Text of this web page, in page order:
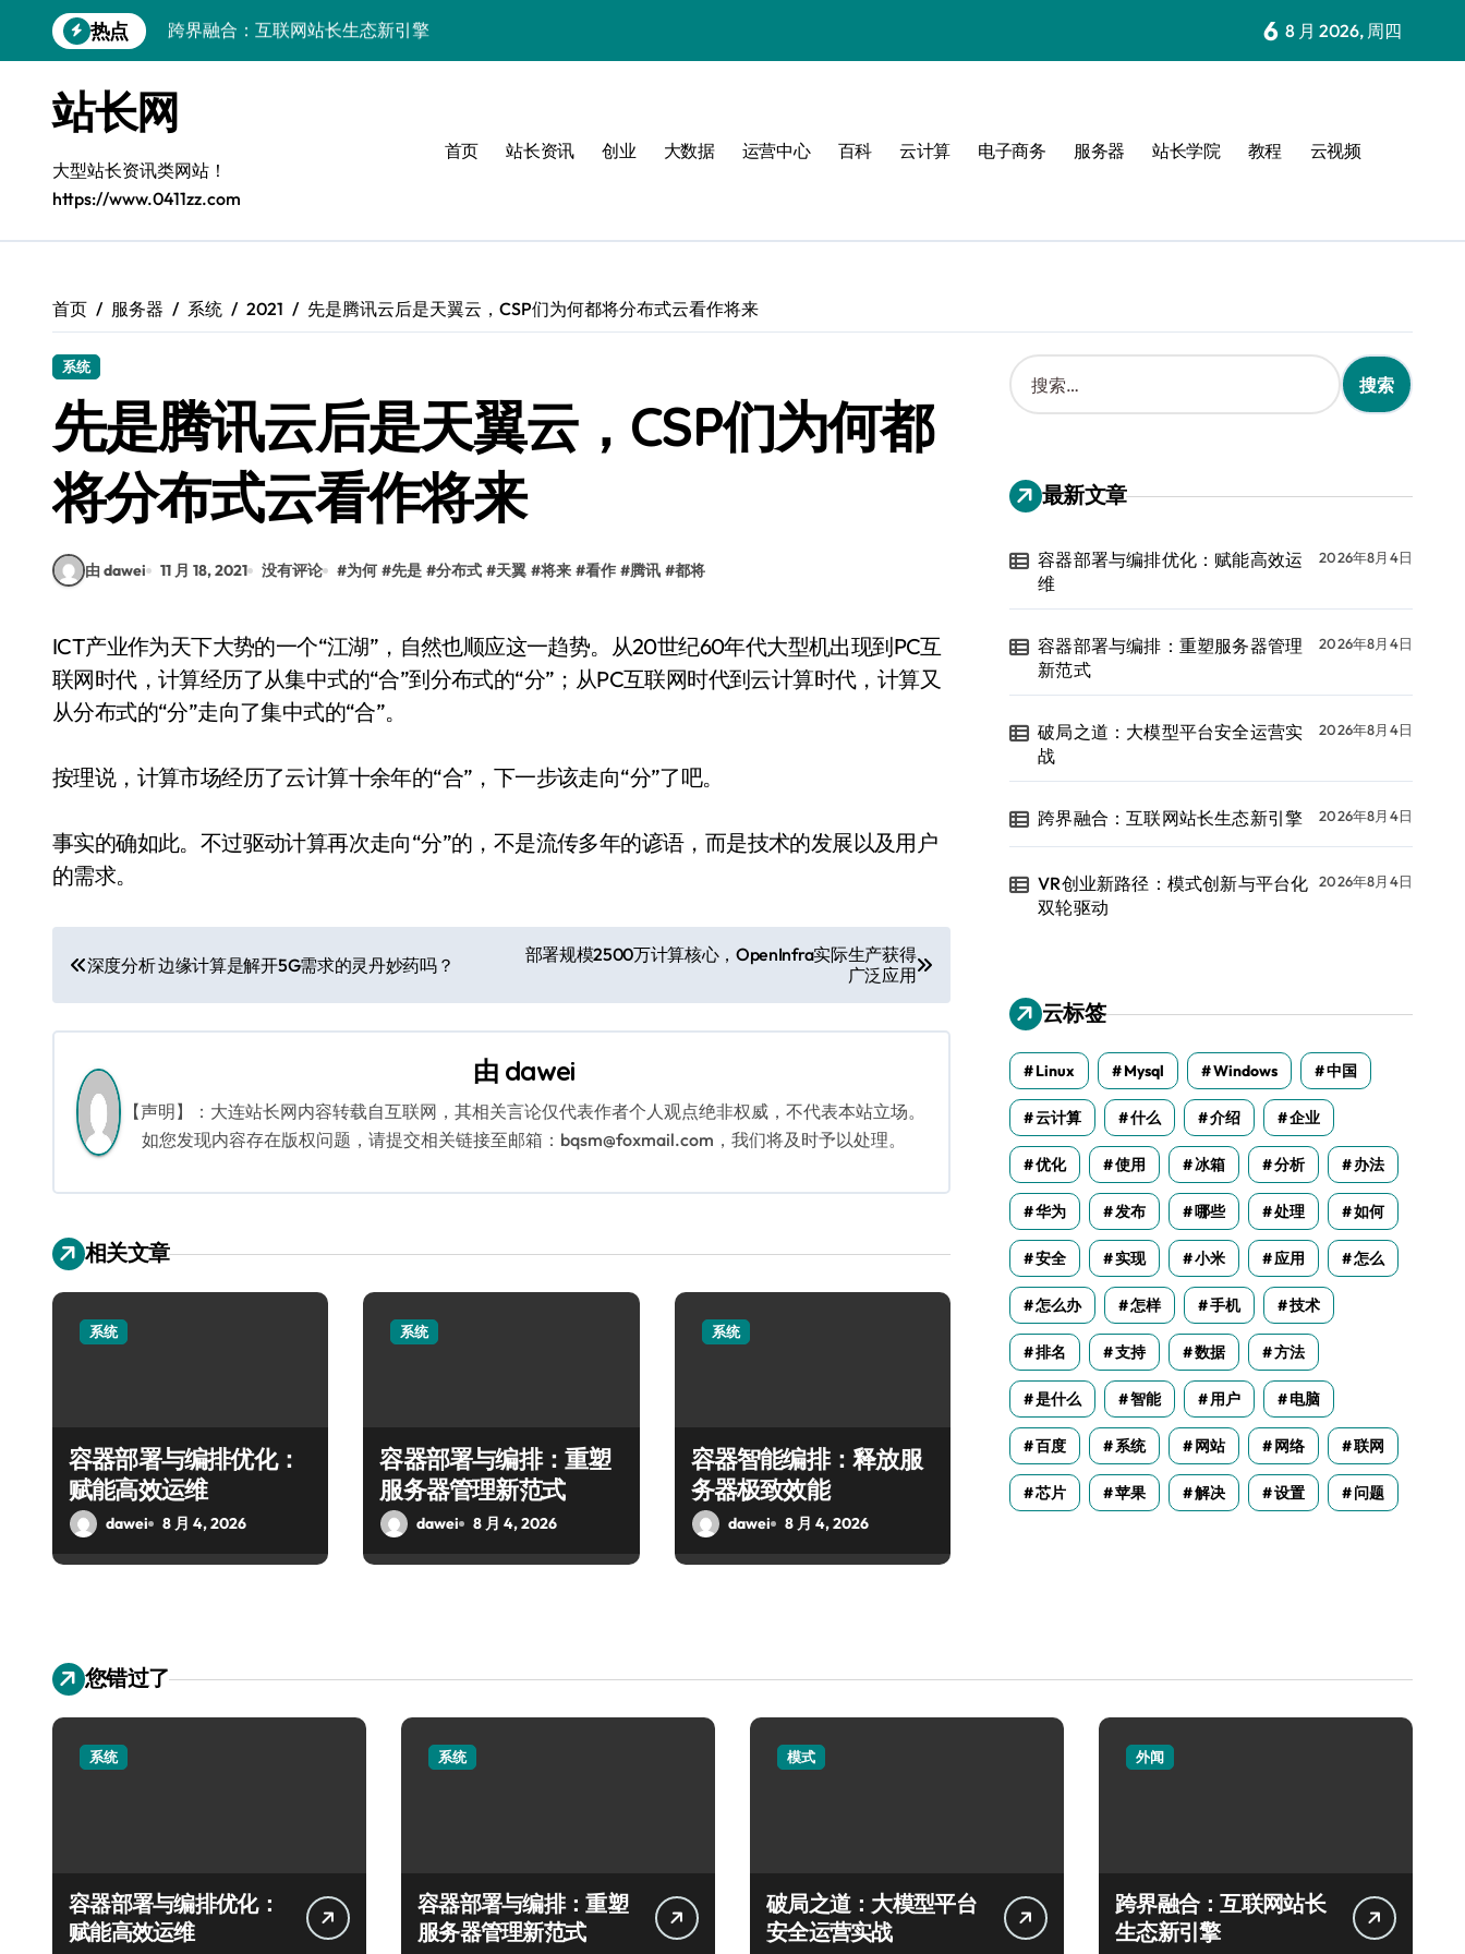
到
热点
VR创业新路径：模式创新与平台化双轮驱动
模式革新驱动：平台生态创业实战指南
跨界融合，驱动技术创新新生态
容器部署与编排优化：赋能高效运维
6 8 月 2026, 周四
站长网
大型站长资讯类网站！
https://www.0411zz.com
首页 站长资讯 创业 大数据 运营中心 百科 云计算 电子商务 服务器 站长学院 教程 云视频
首页 服务器 系统 2021 先是腾讯云后是天翼云，CSP们为何都将分布式云看作将来
系统
先是腾讯云后是天翼云，CSP们为何都
将分布式云看作将来
由 dawei 11 月 18, 2021 没有评论 #为何 #先是 #分布式 #天翼 #将来 #看作 #腾讯 #都将
ICT产业作为天下大势的一个“江湖”，自然也顺应这一趋势。从20世纪60年代大型机出现到PC互
联网时代，计算经历了从集中式的“合”到分布式的“分”；从PC互联网时代到云计算时代，计算又
从分布式的“分”走向了集中式的“合”。
按理说，计算市场经历了云计算十余年的“合”，下一步该走向“分”了吧。
事实的确如此。不过驱动计算再次走向“分”的，不是流传多年的谚语，而是技术的发展以及用户
的需求。
文
章
导
航
深度分析 边缘计算是解开5G需求的灵丹妙药吗？
部署规模2500万计算核心，OpenInfra实际生产获得
广泛应用
由 dawei
【声明】：大连站长网内容转载自互联网，其相关言论仅代表作者个人观点绝非权威，不代表本站立场。
如您发现内容存在版权问题，请提交相关链接至邮箱：bqsm@foxmail.com，我们将及时予以处理。
相关文章
系统
容器部署与编排优化：
赋能高效运维
dawei 8 月 4, 2026
系统
容器部署与编排：重塑
服务器管理新范式
dawei 8 月 4, 2026
系统
容器智能编排：释放服
务器极致效能
dawei 8 月 4, 2026
搜
索
：
最新文章
容器部署与编排优化：赋能高效运
维
2026年8月4日
容器部署与编排：重塑服务器管理
新范式
2026年8月4日
破局之道：大模型平台安全运营实
战
2026年8月4日
跨界融合：互联网站长生态新引擎 2026年8月4日
VR创业新路径：模式创新与平台化
双轮驱动
2026年8月4日
云标签
Linux Mysql Windows 中国
云计算 什么 介绍 企业
优化 使用 冰箱 分析 办法
华为 发布 哪些 处理 如何
安全 实现 小米 应用 怎么
怎么办 怎样 手机 技术
排名 支持 数据 方法
是什么 智能 用户 电脑
百度 系统 网站 网络 联网
芯片 苹果 解决 设置 问题
您错过了
系统
容器部署与编排优化：
赋能高效运维
系统
容器部署与编排：重塑
服务器管理新范式
模式
破局之道：大模型平台
安全运营实战
外闻
跨界融合：互联网站长
生态新引擎